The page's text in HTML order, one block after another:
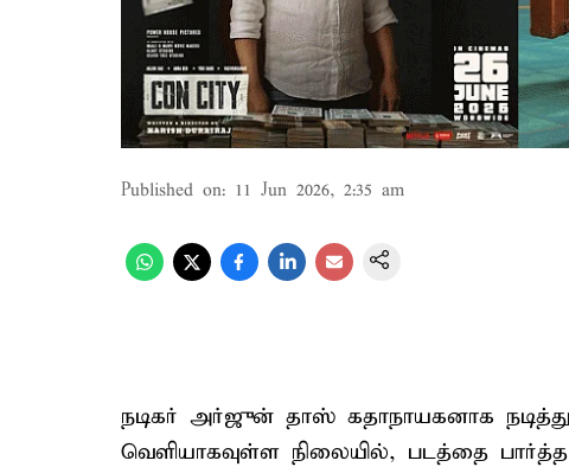
Published on: 11 Jun 2026, 2:35 am
நடிகர் அர்ஜுன் தாஸ் கதாநாயகனாக
வெளியாகவுள்ள நிலையில், படத்தை